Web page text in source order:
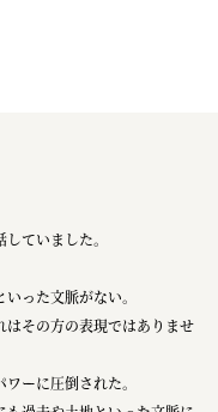
ていました。
った文脈がない。
その方の表現ではありませ
ーに圧倒された。